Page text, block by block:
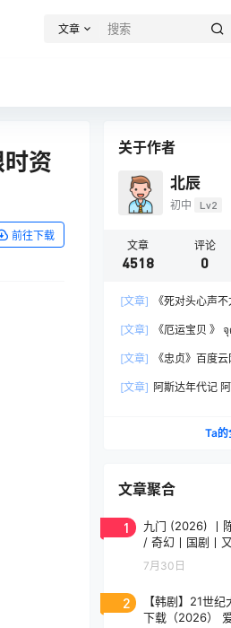
文章
资
前往下载
关于作者
北辰
初中 Lv2
文章
4518
评论
0
[文章]
《死对头心声
[文章]
《厄运宝贝 》
[文章]
《忠贞》百度
[文章] 阿斯达年代记
Ta的
文章聚合
1
九门 (2026) 丨
/ 奇幻丨国剧丨
7月30日
2
【韩剧】21世
下载（2026）